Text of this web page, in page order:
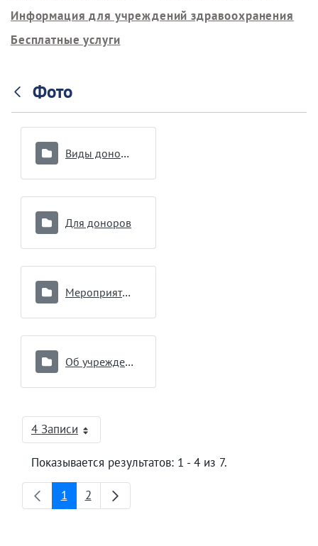
Информация для учреждений здравоохранения
Бесплатные услуги
Фото
Виды донорства и интервалы между ними
Для доноров
Мероприятия по вопросам противодействия коррупции
Об учреждении
4 ЗаписиНа страницу
Показывается результатов: 1 - 4 из 7.
Страница
1 Страница
2